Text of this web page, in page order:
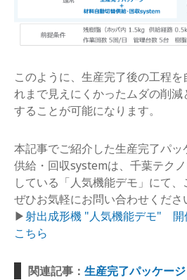
このように、生産完了後の工程
れまで見えにくかったムダの削
することが可能になります。
本記事でご紹介した生産完了パ
供給・回収systemは、千葉テク
している「人気機能デモ」にて、
ぜひお気軽にお問い合わせくださ
▶射出成形機 "人気機能デモ"　
こちら
関連記事： 生産完了パッケー